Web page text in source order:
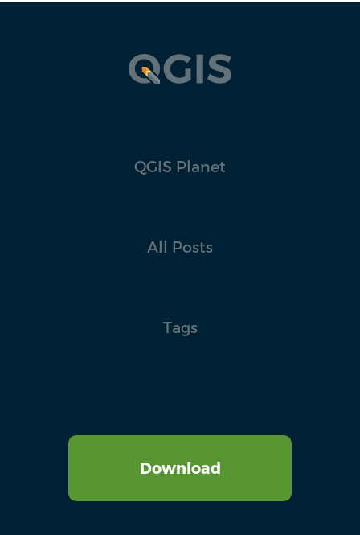
QGIS Planet
All Posts
Tags
Download